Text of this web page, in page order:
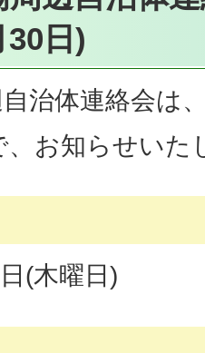
日)
治体連絡会は
お知らせいた
(木曜日)